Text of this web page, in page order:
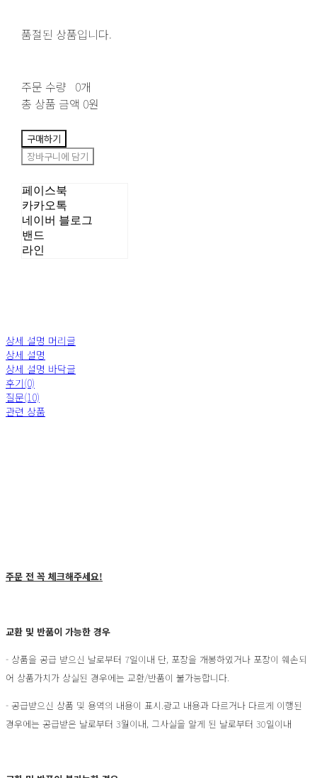
품절된 상품입니다.
주문 수량 0개
총 상품 금액 0원
구매하기
장바구니에 담기
페이스북
카카오톡
네이버 블로그
밴드
라인
상세 설명 머리글
상세 설명
상세 설명 바닥글
후기(0)
질문(10)
관련 상품
주문 전 꼭 체크해주세요!
교환 및 반품이 가능한 경우
- 상품을 공급 받으신 날로부터 7일이내 단, 포장을 개봉하였거나 포장이 훼손되
어 상품가치가 상실된 경우에는 교환/반품이 불가능합니다.
- 공급받으신 상품 및 용역의 내용이 표시.광고 내용과 다르거나 다르게 이행된
경우에는 공급받은 날로부터 3월이내, 그사실을 알게 된 날로부터 30일이내